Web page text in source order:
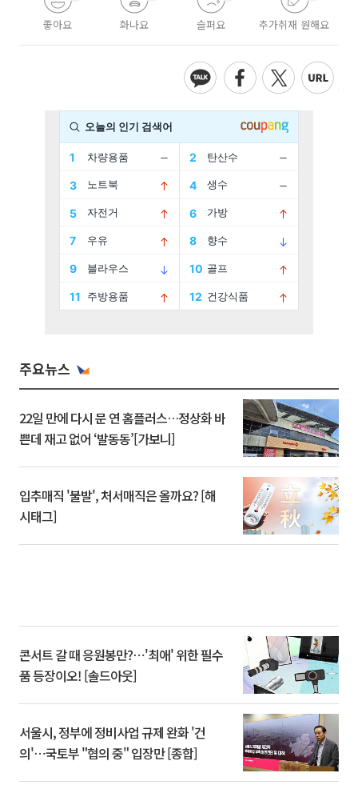
좋아요 화나요 슬퍼요 추가취재 원해요
주요뉴스
22일 만에 다시 문 연 홈플러스…정상화 바
쁜데 재고 없어 ‘발동동’[가보니]
입추매직 '불발', 처서매직은 올까요? [해
시태그]
콘서트 갈 때 응원봉만?⋯'최애' 위한 필수
품 등장이오! [솔드아웃]
서울시, 정부에 정비사업 규제 완화 '건
의'⋯국토부 "협의 중" 입장만 [종합]